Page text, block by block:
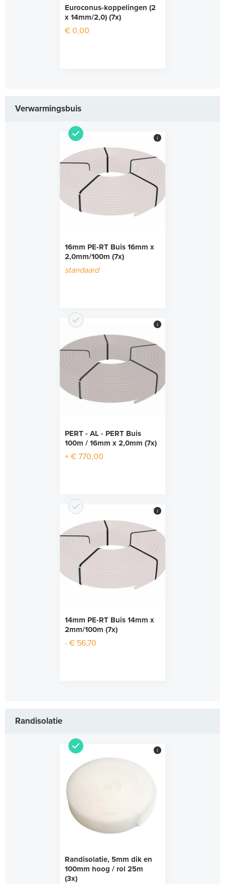
Euroconus-koppelingen (2
x 14mm/2,0) (7x)
€ 0,00
Verwarmingsbuis
16mm PE-RT Buis 16mm x
2,0mm/100m (7x)
standaard
i
PERT - AL - PERT Buis
100m / 16mm x 2,0mm (7x)
+ € 770,00
i
14mm PE-RT Buis 14mm x
2mm/100m (7x)
- € 56,70
i
Randisolatie
Randisolatie, 5mm dik en
100mm hoog / rol 25m
(3x)
i